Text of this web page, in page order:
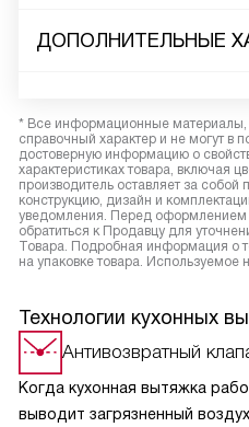
ДОПОЛНИТЕЛЬНЫЕ
* Все информационные материалы,
справочный характер и не могут в
достоверную информацию о
характеристиках товара, включая
производитель оставляет за
конструкцию, дизайн и
уведомления. Перед оформлением
обратиться к Продавцу для
Товара. Подробная информация о
на упаковке товара. Используемое
Технологии кухонных
Антивозвратный
Когда кухонная вытяжка
выводит загрязненный